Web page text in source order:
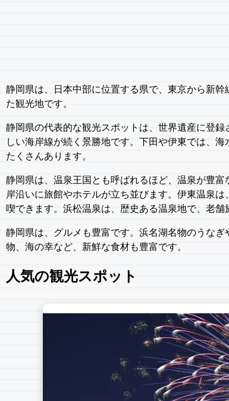
静岡県は、日本中部に位置する県で、東京から新
た観光地です。
静岡県の代表的な観光スポットは、世界遺産に登
しい海岸線が続く景勝地です。下田や伊東では、
たくさんあります。
静岡県は、温泉王国とも呼ばれるほど、温泉が豊
岸沿いに旅館やホテルが立ち並びます。伊東温泉
喫できます。浜松温泉は、歴史ある温泉地で、老
静岡県は、グルメも豊富です。浜名湖名物のうな
物、海の幸など、新鮮な食材も豊富です。
人気の観光スポット